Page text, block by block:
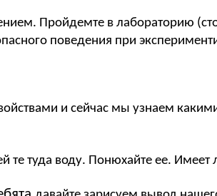
Пройдемте в лабораторию
поведения при
и сейчас мы узнаем
те туда воду. Понюхайте ее. Имеет